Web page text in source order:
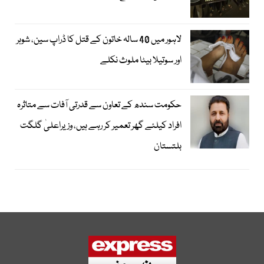
لاہور میں 40 سالہ خاتون کے قتل کا ڈراپ سین، شوہر
اور سوتیلا بیٹا ملوث نکلے
حکومت سندھ کے تعاون سے قدرتی آفات سے متاثرہ
افراد کیلئے گھر تعمیر کر رہے ہیں، وزیراعلیٰ گلگت
بلتستان